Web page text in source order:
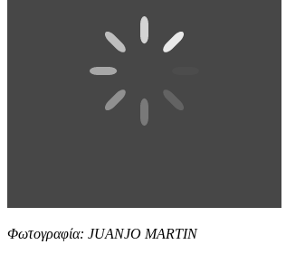
Φωτογραφία: JUANJO MARTIN